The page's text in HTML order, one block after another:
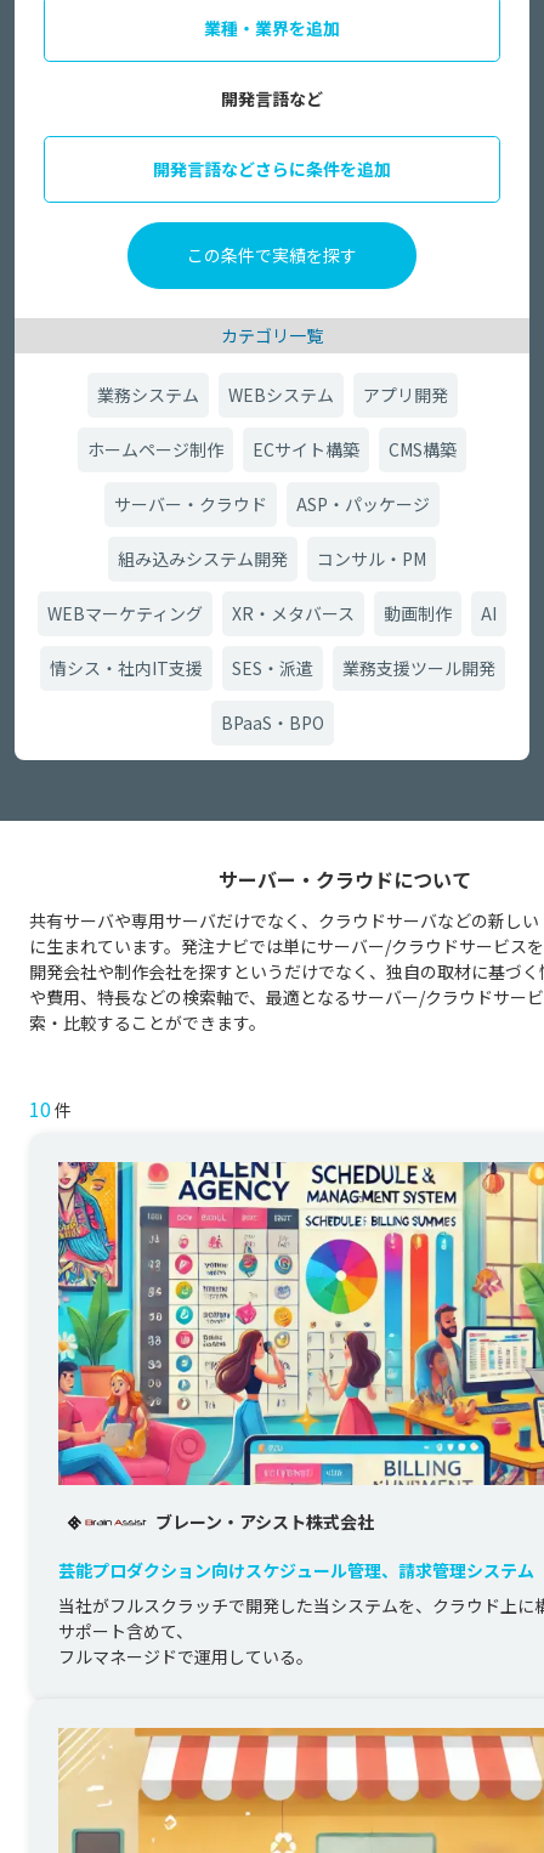
業種・業界を追加
開発言語など
開発言語などさらに条件を追加
カテゴリ一覧
業務システム WEBシステム アプリ開発
ホームページ制作 ECサイト構築 CMS構築
サーバー・クラウド ASP・パッケージ
組み込みシステム開発 コンサル・PM
WEBマーケティング XR・メタバース 動画制作 AI
情シス・社内IT支援 SES・派遣 業務支援ツール開発
BPaaS・BPO
サーバー・クラウドについて
共有サーバや専用サーバだけでなく、クラウドサーバなどの新し
に生まれています。発注ナビでは単にサーバー/クラウドサービス
開発会社や制作会社を探すというだけでなく、独自の取材に基づ
や費用、特長などの検索軸で、最適となるサーバー/クラウドサー
索・比較することができます。
10件
ブレーン・アシスト株式会社
芸能プロダクション向けスケジュール管理、請求管理システ
運用
当社がフルスクラッチで開発した当システムを、クラウド上に
サポート含めて、